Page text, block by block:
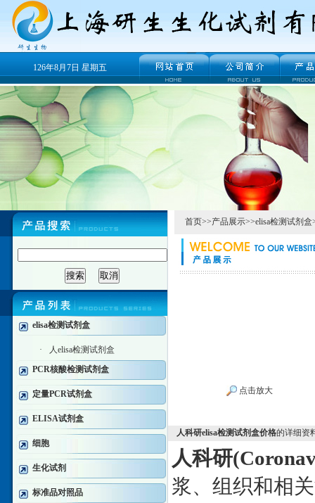
126年8月7日 星期五
elisa检测试剂盒
·
人elisa检测试剂盒
PCR核酸检测试剂盒
定量PCR试剂盒
ELISA试剂盒
细胞
生化试剂
标准品对照品
首页>>产品展示>>elisa检测试剂盒
点击放大
人科研elisa检测试剂盒价格的详细资
人科研
浆、组织和相